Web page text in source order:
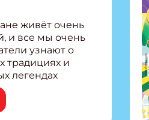
живёт очень
и все мы очень
узнают о
традициях и
легендах
Внутри:
башкир и
игра